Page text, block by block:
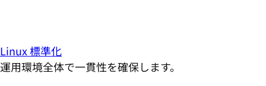
Linux 標準化
運用環境全体で一貫性を確保します。